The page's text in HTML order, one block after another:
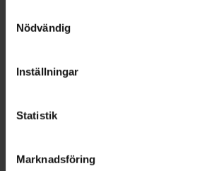
som kan ha en noggrannhet på
Du kan ändra eller dra tillbaka ditt
För att du ska få en så bra upplevelse
Nödvändig
Inställningar
Statistik
Marknadsföring
Se våra kurser, evenemang
Föreläsning:
Fågelskådning: